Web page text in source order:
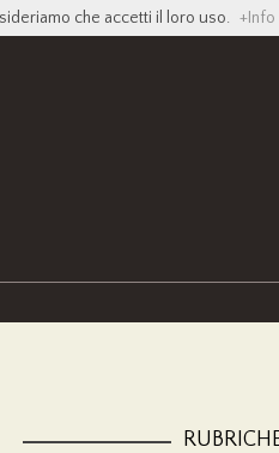
che accetti il loro uso. +Info